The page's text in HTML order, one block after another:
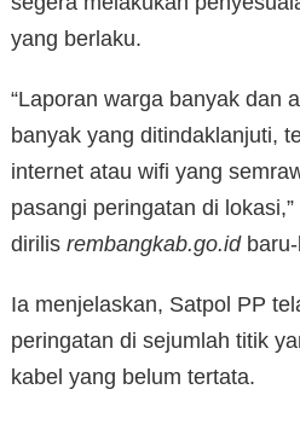
yang berlaku.
“Laporan warga banyak dan
banyak yang ditindaklanjuti,
internet atau wifi yang
pasangi peringatan di
dirilis rembangkab.go.idbaru-
Ia menjelaskan, Satpol PP
peringatan di sejumlah titik
kabel yang belum tertata.